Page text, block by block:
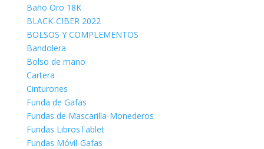
Baño Oro 18K
BLACK-CIBER 2022
BOLSOS Y COMPLEMENTOS
Bandolera
Bolso de mano
Cartera
Cinturones
Funda de Gafas
Fundas de Mascarilla-Monederos
Fundas LibrosTablet
Fundas Móvil-Gafas